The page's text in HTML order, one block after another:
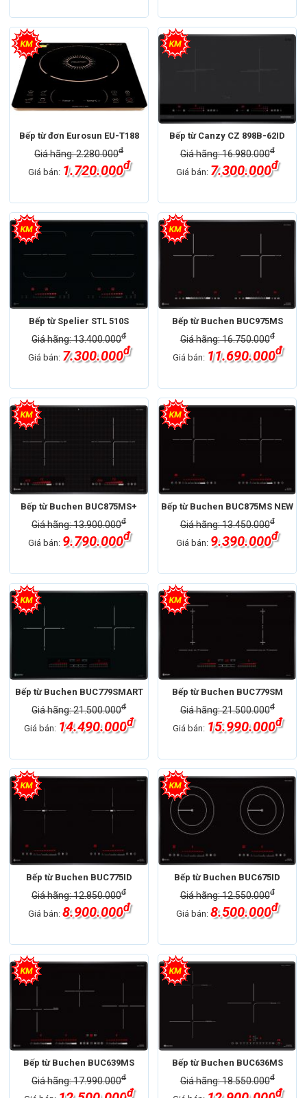
Bếp từ đơn Eurosun EU-T188
Giá hãng: 2.280.000đ
Giá bán: 1.720.000đ
Bếp từ Canzy CZ 898B-62ID
Giá hãng: 16.980.000đ
Giá bán: 7.300.000đ
Bếp từ Spelier STL 510S
Giá hãng: 13.400.000đ
Giá bán: 7.300.000đ
Bếp từ Buchen BUC975MS
Giá hãng: 16.750.000đ
Giá bán: 11.690.000đ
Bếp từ Buchen BUC875MS+
Giá hãng: 13.900.000đ
Giá bán: 9.790.000đ
Bếp từ Buchen BUC875MS NEW
Giá hãng: 13.450.000đ
Giá bán: 9.390.000đ
Bếp từ Buchen BUC779SMART
Giá hãng: 21.500.000đ
Giá bán: 14.490.000đ
Bếp từ Buchen BUC779SM
Giá hãng: 21.500.000đ
Giá bán: 15.990.000đ
Bếp từ Buchen BUC775ID
Giá hãng: 12.850.000đ
Giá bán: 8.900.000đ
Bếp từ Buchen BUC675ID
Giá hãng: 12.550.000đ
Giá bán:8.500.000đ
Bếp từ Buchen BUC639MS
Giá hãng: 17.990.000đ
đ
Bếp từ Buchen BUC636MS
Giá hãng: 18.550.000đ
đ